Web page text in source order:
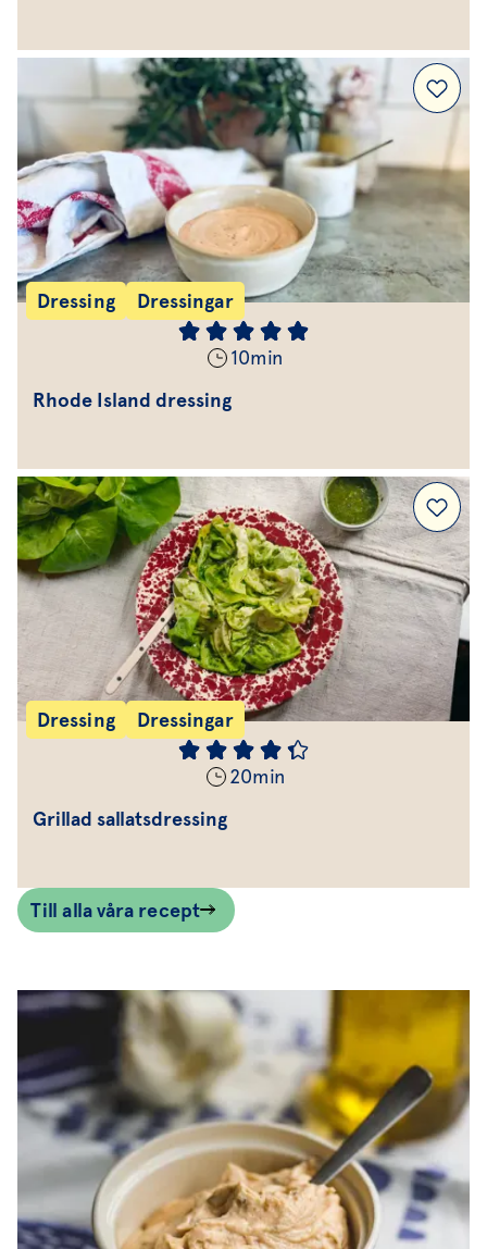
Dressing Dressingar
10min
Rhode Island dressing
Dressing Dressingar
20min
Grillad sallatsdressing
Till alla våra recept